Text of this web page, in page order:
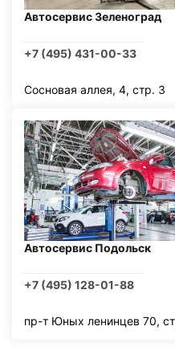
Автосервис Зеленоград
+7 (495) 431-00-33
Сосновая аллея, 4, стр. 3
Автосервис Подольск
+7 (495) 128-01-88
пр-т Юных ленинцев 70,